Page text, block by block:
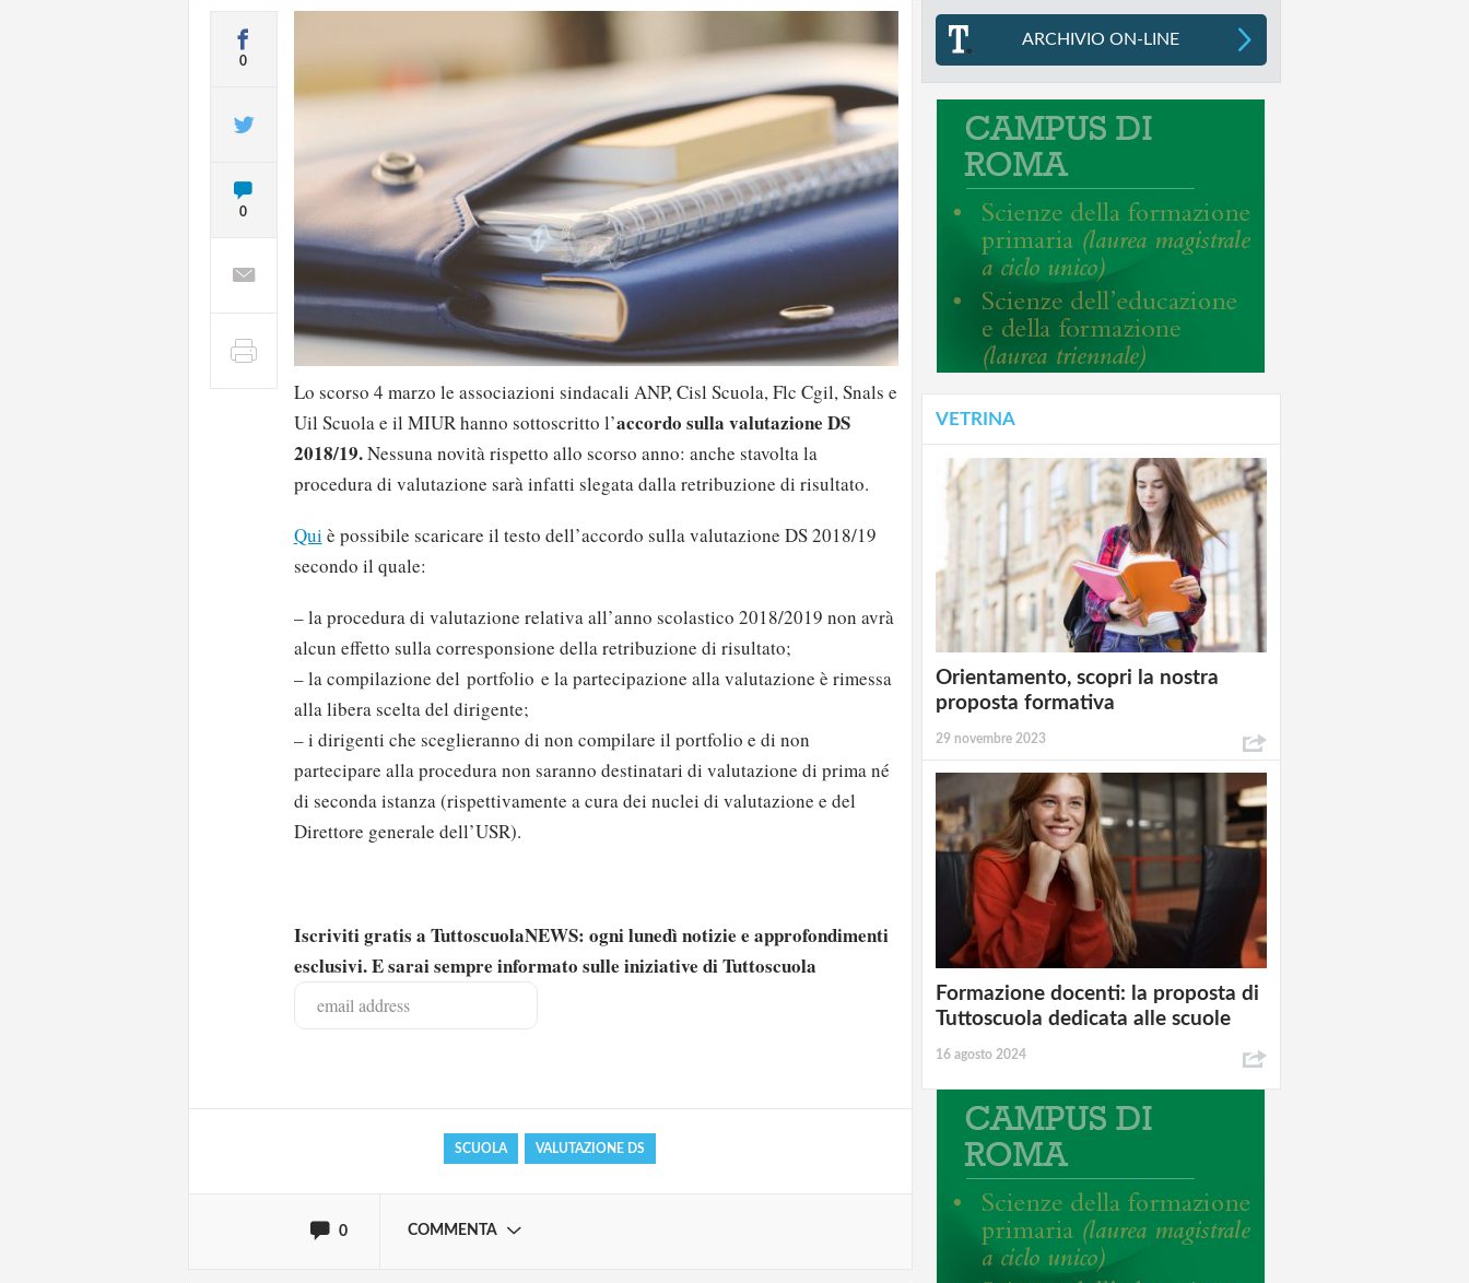
0
0
Lo scorso 4 marzo le associazioni sindacali ANP, Cisl Scuola, Flc Cgil, Snals e
Uil Scuola e il MIUR hanno sottoscritto l’accordo sulla valutazione DS
2018/19.Nessuna novità rispetto allo scorso anno: anche stavolta la
procedura di valutazione sarà infatti slegata dalla retribuzione di risultato.
Qui è possibile scaricare il testo dell’accordo sulla valutazione DS 2018/19
secondo il quale:
– la procedura di valutazione relativa all’anno scolastico 2018/2019 non avrà
alcun effetto sulla corresponsione della retribuzione di risultato;
– la compilazione del portfolio e la partecipazione alla valutazione è rimessa
alla libera scelta del dirigente;
– i dirigenti che sceglieranno di non compilare il portfolio e di non
partecipare alla procedura non saranno destinatari di valutazione di prima né
di seconda istanza (rispettivamente a cura dei nuclei di valutazione e del
Direttore generale dell’USR).
Iscriviti gratis a TuttoscuolaNEWS: ogni lunedì notizie e approfondimenti
esclusivi. E sarai sempre informato sulle iniziative di Tuttoscuola
SCUOLA VALUTAZIONE DS
0 COMMENTA
Solo gli utenti registrati possono commentare!
ARCHIVIO ON-LINE
VETRINA
Orientamento, scopri la nostra
proposta formativa
29 novembre 2023
Formazione docenti: la proposta di
Tuttoscuola dedicata alle scuole
16 agosto 2024